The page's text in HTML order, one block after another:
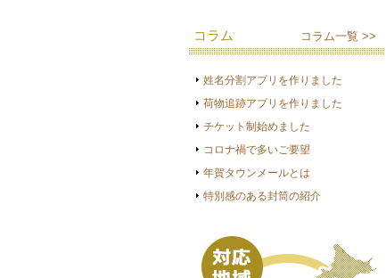
コラム コラム一覧 >>
姓名分割アプリを作りました
荷物追跡アプリを作りました
チケット制始めました
コロナ禍で多いご要望
年賀タウンメールとは
特別感のある封筒の紹介